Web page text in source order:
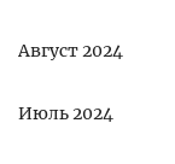
Август 2024
Июль 2024